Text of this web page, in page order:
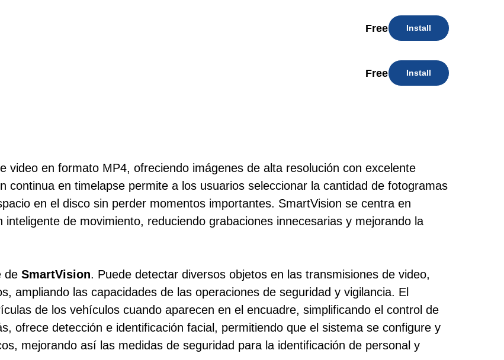
Free Install
Free Install
video en formato MP4, ofreciendo imágenes de alta resolución con excelente
continua en timelapse permite a los usuarios seleccionar la cantidad de fotogramas
en el disco sin perder momentos importantes. SmartVision se centra en
de movimiento, reduciendo grabaciones innecesarias y mejorando la
de SmartVision. Puede detectar diversos objetos en las transmisiones de video,
ampliando las capacidades de las operaciones de seguridad y vigilancia. El
de los vehículos cuando aparecen en el encuadre, simplificando el control de
ofrece detección e identificación facial, permitiendo que el sistema se configure y
mejorando así las medidas de seguridad para la identificación de personal y